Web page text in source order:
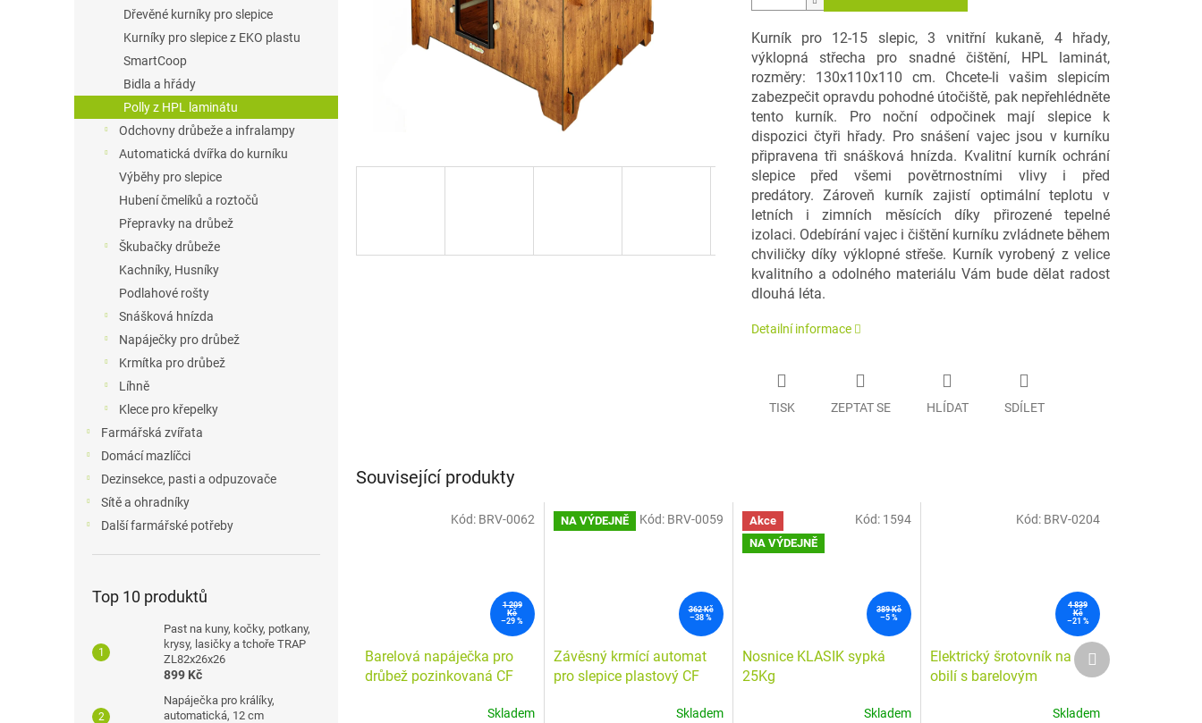
Dřevěné kurníky pro slepice
Kurníky pro slepice z EKO plastu
SmartCoop
Bidla a hřády
Polly z HPL laminátu
Odchovny drůbeže a infralampy
Automatická dvířka do kurníku
Výběhy pro slepice
Hubení čmelíků a roztočů
Přepravky na drůbež
Škubačky drůbeže
Kachníky, Husníky
Podlahové rošty
Snášková hnízda
Napáječky pro drůbež
Krmítka pro drůbež
Líhně
Klece pro křepelky
Farmářská zvířata
Domácí mazlíčci
Dezinsekce, pasti a odpuzovače
Sítě a ohradníky
Další farmářské potřeby
Top 10 produktů
Past na kuny, kočky, potkany,
krysy, lasičky a tchoře TRAP
ZL82x26x26
899 Kč
Napáječka pro králíky,
automatická, 12 cm
Kurník pro 12-15 slepic, 3 vnitřní kukaně, 4 hřady,
výklopná střecha pro snadné čištění, HPL laminát,
rozměry: 130x110x110 cm. Chcete-li vašim slepicím
zabezpečit opravdu pohodné útočiště, pak nepřehlédněte
tento kurník. Pro noční odpočinek mají slepice k
dispozici čtyři hřady. Pro snášení vajec jsou v kurníku
připravena tři snášková hnízda. Kvalitní kurník ochrání
slepice před všemi povětrnostními vlivy i před
predátory. Zároveň kurník zajistí optimální teplotu v
letních i zimních měsících díky přirozené tepelné
izolaci. Odebírání vajec i čištění kurníku zvládnete během
chviličky díky výklopné střeše. Kurník vyrobený z velice
kvalitního a odolného materiálu Vám bude dělat radost
dlouhá léta.
Detailní informace
TISK ZEPTAT SE HLÍDAT SDÍLET
Související produkty
1 209
Kč
–29 %
Barelová napáječka pro
drůbež pozinkovaná CF
Skladem
Kód: BRV-0062 NA VÝDEJNĚ
362 Kč
–38 %
Závěsný krmící automat
pro slepice plastový CF
Skladem
Kód: BRV-0059
Akce
NA VÝDEJNĚ
389 Kč
–5 %
Nosnice KLASIK sypká
25Kg
Skladem
Kód: 1594
4 839
Kč
–21 %
Elektrický šrotovník na
obilí s barelovým
Skladem
Kód: BRV-0204
Další
produkt